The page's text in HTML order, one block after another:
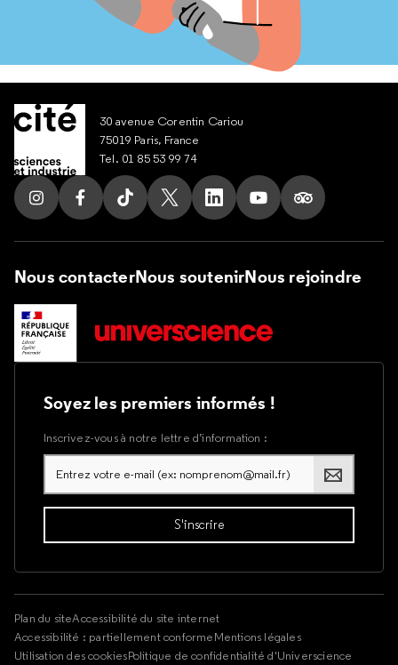
30 avenue Corentin Cariou
75019 Paris, France
Tel. 01 85 53 99 74
Suivez nous sur Instagram
Suivez nous sur Facebook
Suivez nous sur Tik Tok
Suivez nous sur X
Suivez nous sur LinkedIn
Suivez nous sur
Suivez nous
Nous contacterNous soutenirNous rejoindre
Soyez les premiers informés !
Inscrivez-vous à notre lettre d’information :
Plan du siteAccessibilité du site internet
Accessibilité : partiellement conformeMentions légales
Utilisation des cookiesPolitique de confidentialité d'Universcience